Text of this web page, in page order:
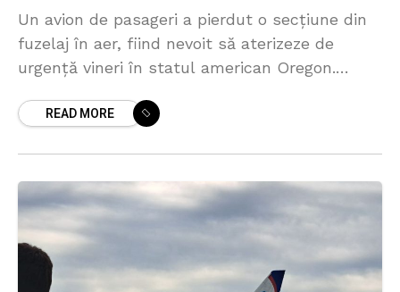
Un avion de pasageri a pierdut o secțiune din
fuzelaj în aer, fiind nevoit să aterizeze de
urgență vineri în statul american Oregon.
READ MORE